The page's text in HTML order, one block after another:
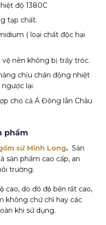
độ 1380C
tạp chất.
( loại chất độc hại
nên không bị trầy tróc.
chịu chấn động nhiệt
lại.
cho cả Á Đông lẫn Châu
phẩm
sứ Minh Long. Sản
sản phẩm cao cấp, an
trường.
cao, do đó độ bền rất cao,
không chứ chì hay các
khi sử dụng.